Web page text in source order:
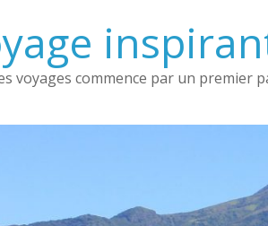
voyages commence par un premier